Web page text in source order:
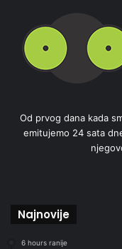
Od prvog dana kada
emitujemo 24 sata
Najnovije
6 hours ranije